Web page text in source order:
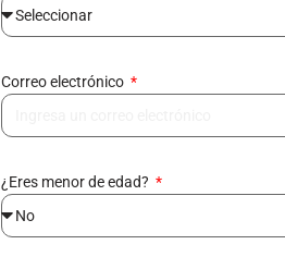
Correo electrónico
¿Eres menor de edad?